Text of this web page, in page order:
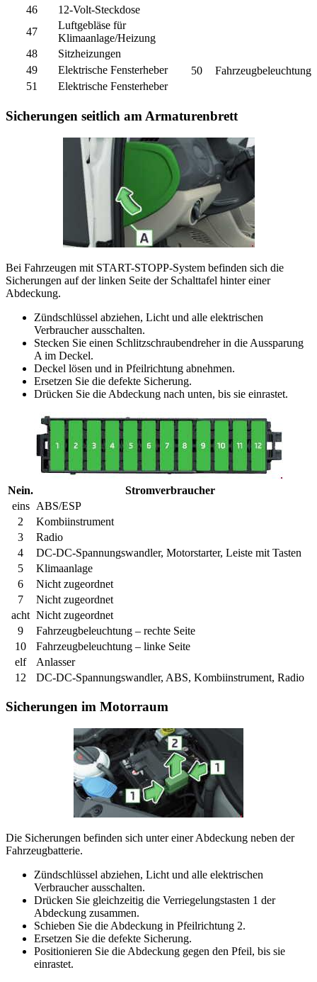
46
12-Volt-Steckdose
47
Luftgebläse für
Klimaanlage/Heizung
48
Sitzheizungen
49
Elektrische Fensterheber 50
Fahrzeugbeleuchtung
51
Elektrische Fensterheber
Sicherungen seitlich am Armaturenbrett
Bei Fahrzeugen mit START-STOPP-System befinden sich die
Sicherungen auf der linken Seite der Schalttafel hinter einer
Abdeckung.
Zündschlüssel abziehen, Licht und alle elektrischen
Verbraucher ausschalten.
Stecken Sie einen Schlitzschraubendreher in die Aussparung
A im Deckel.
Deckel lösen und in Pfeilrichtung abnehmen.
Ersetzen Sie die defekte Sicherung.
Drücken Sie die Abdeckung nach unten, bis sie einrastet.
Nein.
Stromverbraucher
eins
ABS/ESP
2
Kombiinstrument
3
Radio
4
DC-DC-Spannungswandler, Motorstarter, Leiste mit Tasten
5
Klimaanlage
6
Nicht zugeordnet
7
Nicht zugeordnet
acht Nicht zugeordnet
9
Fahrzeugbeleuchtung – rechte Seite
10
Fahrzeugbeleuchtung – linke Seite
elf
Anlasser
12
DC-DC-Spannungswandler, ABS, Kombiinstrument, Radio
Sicherungen im Motorraum
Die Sicherungen befinden sich unter einer Abdeckung neben der
Fahrzeugbatterie.
Zündschlüssel abziehen, Licht und alle elektrischen
Verbraucher ausschalten.
Drücken Sie gleichzeitig die Verriegelungstasten 1 der
Abdeckung zusammen.
Schieben Sie die Abdeckung in Pfeilrichtung 2.
Ersetzen Sie die defekte Sicherung.
Positionieren Sie die Abdeckung gegen den Pfeil, bis sie
einrastet.